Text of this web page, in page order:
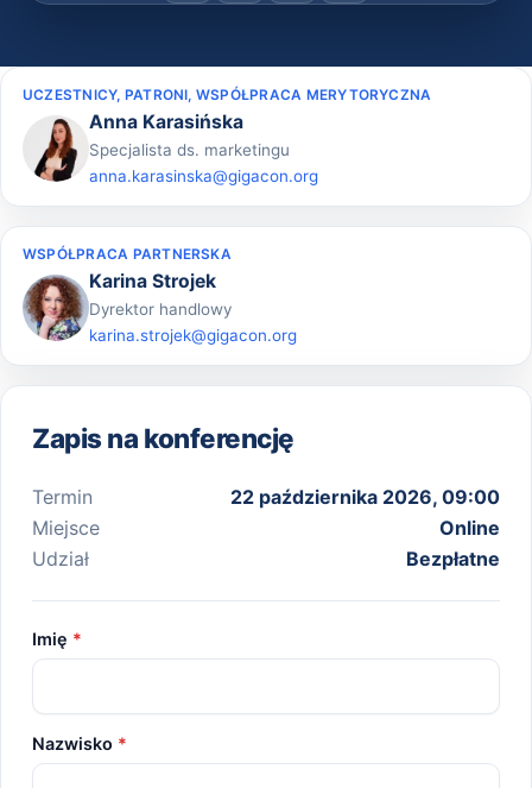
UCZESTNICY, PATRONI, WSPÓŁPRACA MERYTORYCZNA
Anna Karasińska
Specjalista ds. marketingu
anna.karasinska@gigacon.org
WSPÓŁPRACA PARTNERSKA
Karina Strojek
Dyrektor handlowy
karina.strojek@gigacon.org
Zapis na konferencję
Termin
22 października 2026, 09:00
Miejsce
Online
Udział
Bezpłatne
Imię *
Nazwisko *